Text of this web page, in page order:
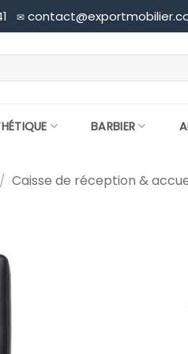
✉
BARBIER
/ Caisse de réception &